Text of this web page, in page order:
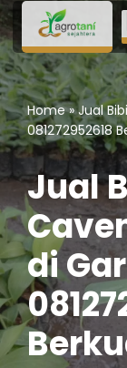
Lompat
ke
konten
Home»Jual
081272952618
Jual
di